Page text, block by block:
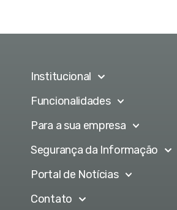
Institucional
Funcionalidades
Para a sua empresa
Segurança da Informação
Portal de Notícias
Contato